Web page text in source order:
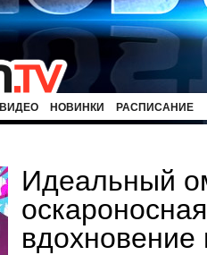
ВИДЕО НОВИНКИ РАСПИСАНИЕ
Идеальный
вдохновение